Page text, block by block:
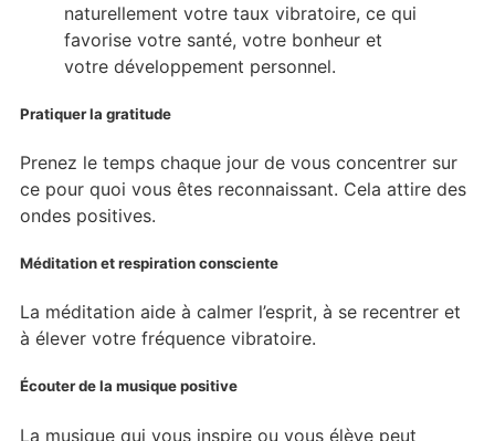
naturellement votre taux vibratoire, ce qui
favorise votre santé, votre bonheur et
votre développement personnel.
Pratiquer la gratitude
Prenez le temps chaque jour de vous concentrer sur
ce pour quoi vous êtes reconnaissant. Cela attire des
ondes positives.
Méditation et respiration consciente
La méditation aide à calmer l’esprit, à se recentrer et
à élever votre fréquence vibratoire.
Écouter de la musique positive
La musique qui vous inspire ou vous élève peut